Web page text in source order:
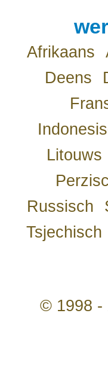
Afrikaans
Deens
Litouws
Russisch
Tsjechisch
© 1998 -